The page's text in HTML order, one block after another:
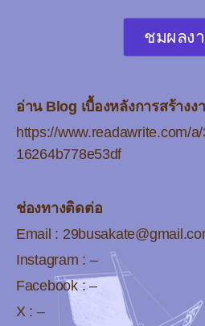
ชมผลง
อ่าน Blog เบื้องหลังการสร้างง
https://www.readawrite.com/
16264b778e53df
ช่องทางติดต่อ
Email :
Instagram : –
Facebook : –
X : –